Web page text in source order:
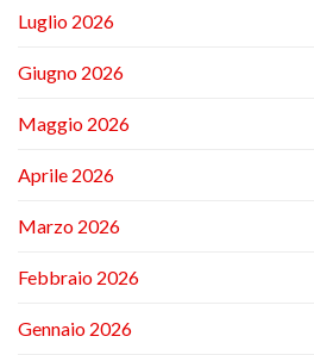
Luglio 2026
Giugno 2026
Maggio 2026
Aprile 2026
Marzo 2026
Febbraio 2026
Gennaio 2026